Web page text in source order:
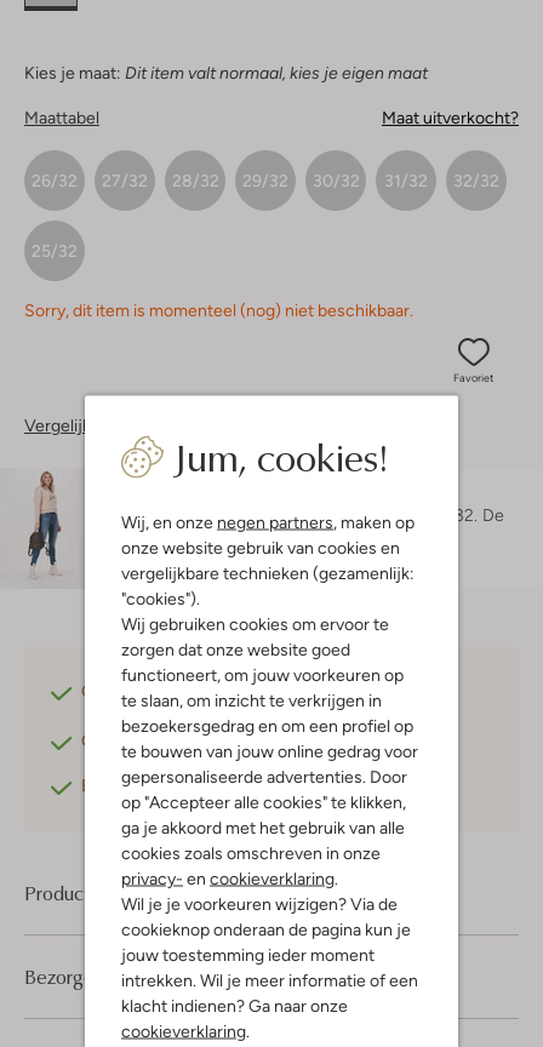
Jum, cookies!
Wij, en onze negen partners, maken op
onze website gebruik van cookies en
vergelijkbare technieken (gezamenlijk:
"cookies").
Wij gebruiken cookies om ervoor te
zorgen dat onze website goed
functioneert, om jouw voorkeuren op
te slaan, om inzicht te verkrijgen in
bezoekersgedrag en om een profiel op
te bouwen van jouw online gedrag voor
gepersonaliseerde advertenties. Door
op "Accepteer alle cookies" te klikken,
ga je akkoord met het gebruik van alle
cookies zoals omschreven in onze
privacy- en cookieverklaring.
Wil je je voorkeuren wijzigen? Via de
cookieknop onderaan de pagina kun je
jouw toestemming ieder moment
intrekken. Wil je meer informatie of een
klacht indienen? Ga naar onze
cookieverklaring.
Kies je maat: Dit item valt normaal, kies je eigen maat
Maattabel Maat uitverkocht?
26/32 27/32 28/32 29/32 30/32 31/32 32/32
25/32
Sorry, dit item is momenteel (nog) niet beschikbaar.
Favoriet
Vergelijkbare items
Danielle is 1 meter 74 lang en draagt maat 27/32. De
pasvorm is skinny
Gratis verzending vanaf €75,-
Gratis retourneren binnen 30 dagen*
Betaal achterafmet Klarna
Product informatie
Bezorgen & retourneren